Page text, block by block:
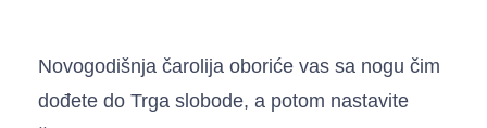
Novogodišnja čarolija oboriće vas sa nogu čim
dođete do Trga slobode, a potom nastavite